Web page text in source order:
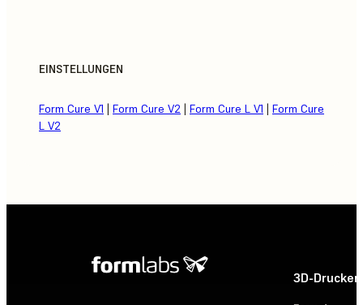
EINSTELLUNGEN
Form Cure V1 | Form Cure V2 | Form Cure L V1 | Form Cure
L V2
3D-Drucker